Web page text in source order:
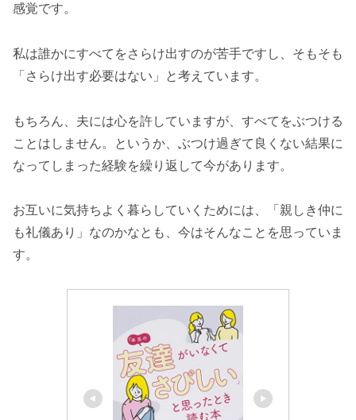
感覚です。
私は誰かにすべてをさらけ出すのが苦手ですし、そもそも
「さらけ出す必要はない」と考えています。
もちろん、夫には心を許していますが、すべてをぶつける
ことはしません。というか、ぶつけ過ぎて良くない結果に
なってしまった経験を繰り返して今があります。
お互いに気持ちよく暮らしていくためには、「親しき仲に
も礼儀あり」なのかなとも、今はそんなことを思っていま
す。